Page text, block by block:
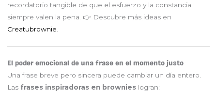
recordatorio tangible de que el esfuerzo y la constancia
siempre valen la pena. 👉 Descubre más ideas en
Creatubrownie
El poder emocional de una frase en el momento justo
Una frase breve pero sincera puede cambiar un día entero.
Las frases inspiradoras en brownies logran: